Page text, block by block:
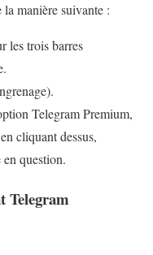
manière suivante :
les trois barres
Telegram Premium,
cliquant dessus,
question.
Telegram